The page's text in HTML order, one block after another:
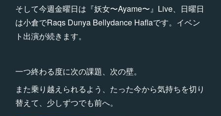
そして今週金曜日は『妖女〜Ayame〜』Live、日曜日
は小倉でRaqs Dunya Bellydance Haflaです。イベン
ト出演が続きます。
一つ終わる度に次の課題、次の壁。
また乗り越えられるよう、たった今から気持ちを切り
替えて、少しずつでも前へ。